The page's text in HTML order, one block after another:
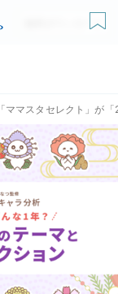
無料ダウンロード
「ママスタセレクト」が